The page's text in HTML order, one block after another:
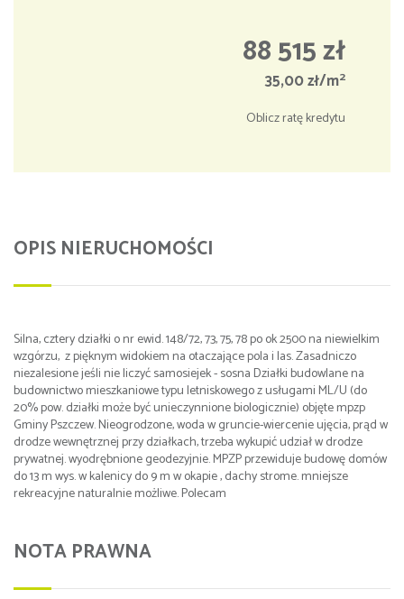
88 515 zł
35,00 zł/m2
Oblicz ratę kredytu
OPIS NIERUCHOMOŚCI
Silna, cztery działki o nr ewid. 148/72, 73, 75, 78 po ok 2500 na niewielkim
wzgórzu, z pięknym widokiem na otaczające pola i las. Zasadniczo
niezalesione jeśli nie liczyć samosiejek - sosna Działki budowlane na
budownictwo mieszkaniowe typu letniskowego z usługami ML/U (do
20% pow. działki może być unieczynnione biologicznie) objęte mpzp
Gminy Pszczew. Nieogrodzone, woda w gruncie-wiercenie ujęcia, prąd w
drodze wewnętrznej przy działkach, trzeba wykupić udział w drodze
prywatnej. wyodrębnione geodezyjnie. MPZP przewiduje budowę domów
do 13 m wys. w kalenicy do 9 m w okapie , dachy strome. mniejsze
rekreacyjne naturalnie możliwe. Polecam
NOTA PRAWNA